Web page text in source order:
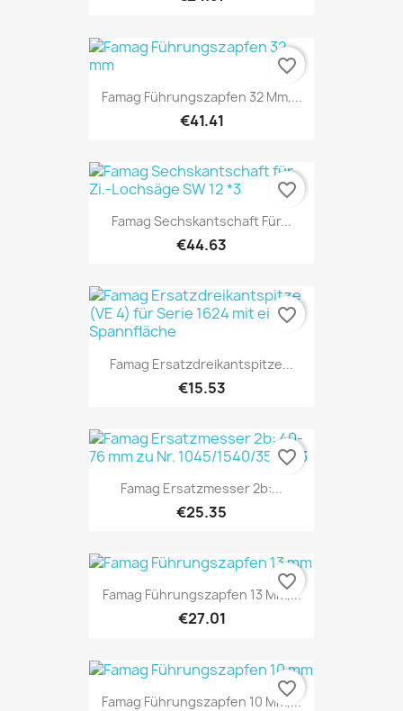
Famag Führungszapfen 32 Mm,...
€41.41
favorite_border
Famag Sechskantschaft Für...
€44.63
favorite_border
Famag Ersatzdreikantspitze...
€15.53
favorite_border
Famag Ersatzmesser 2b:...
€25.35
favorite_border
Famag Führungszapfen 13 Mm,...
€27.01
favorite_border
Famag Führungszapfen 10 Mm,...
favorite_border